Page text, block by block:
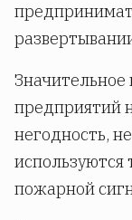
Значительное
предприятий
негодность,
используются
пожарной